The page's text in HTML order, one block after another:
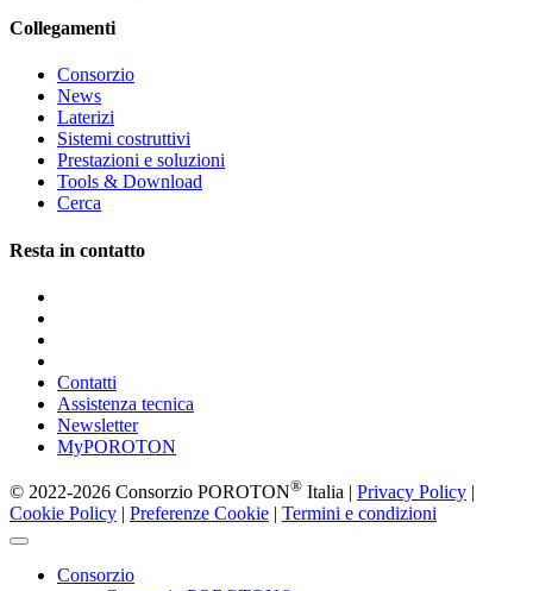
Collegamenti
Consorzio
News
Laterizi
Sistemi costruttivi
Prestazioni e soluzioni
Tools & Download
Cerca
Resta in contatto
Contatti
Assistenza tecnica
Newsletter
MyPOROTON
© 2022-2026 Consorzio POROTON® Italia | Privacy Policy |
Cookie Policy | Preferenze Cookie | Termini e condizioni
Consorzio